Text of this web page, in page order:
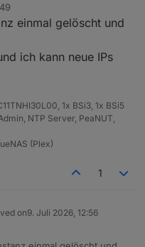
===
Port
Browser.
einmal gelöscht und
ich kann neue IPs
1x BSi3, 1x BSi5
NTP Server, PeaNUT,
(Plex)
1
on9. Juli 2026, 12:56